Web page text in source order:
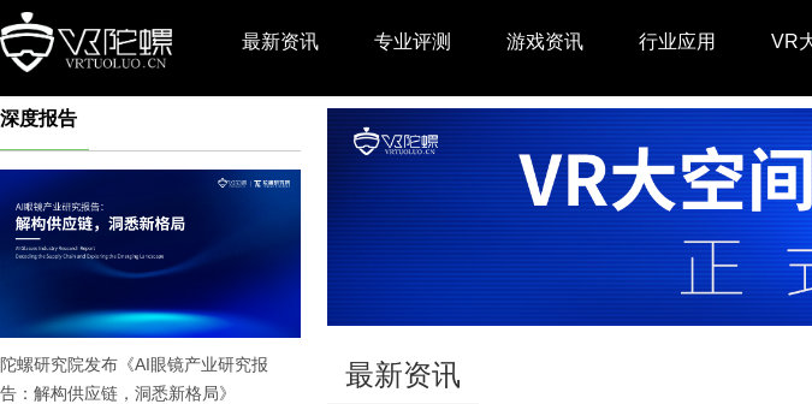
最新资讯 专业评测 游戏资讯 行业应用 VR
深度报告
陀螺研究院发布《AI眼镜产业研究报
告：解构供应链，洞悉新格局》
最新资讯